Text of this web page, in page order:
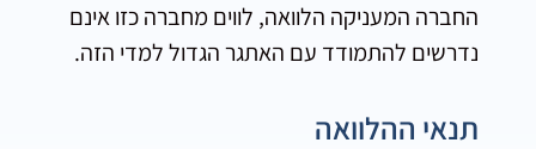
החברה המעניקה הלוואה, לווים מחברה כזו אינם
נדרשים להתמודד עם האתגר הגדול למדי הזה.
תנאי ההלוואה